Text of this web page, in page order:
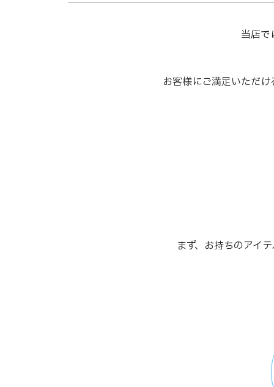
当店で
お客様にご満足いただ
まず、お持ちのアイ